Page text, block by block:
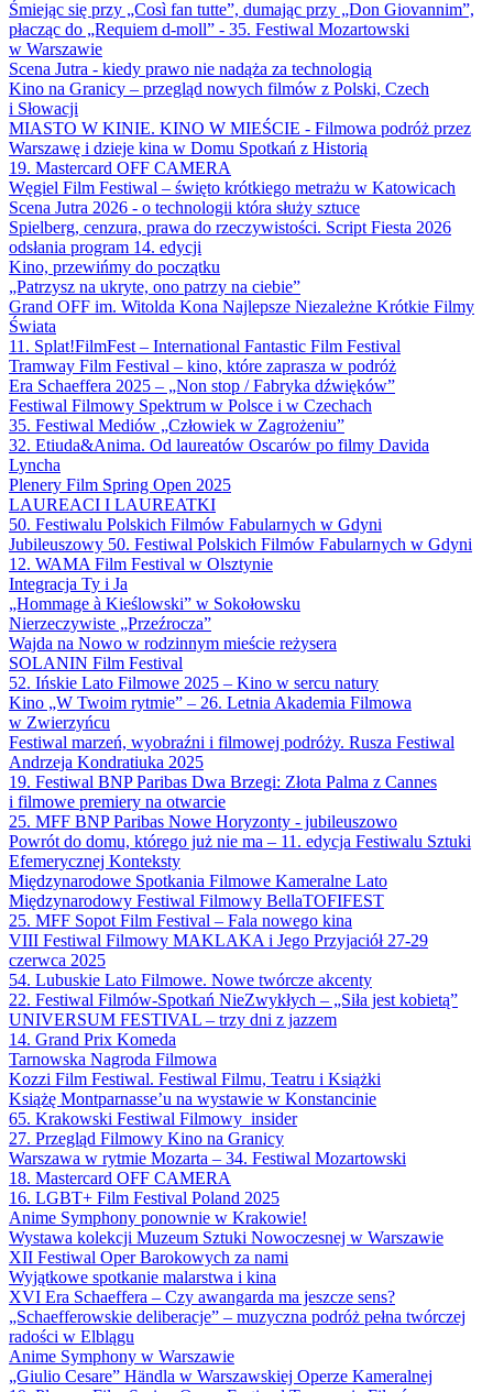
Śmiejąc się przy „Così fan tutte”, dumając przy „Don Giovannim”,
płacząc do „Requiem d-moll” - 35. Festiwal Mozartowski
w Warszawie
Scena Jutra - kiedy prawo nie nadąża za technologią
Kino na Granicy – przegląd nowych filmów z Polski, Czech
i Słowacji
MIASTO W KINIE. KINO W MIEŚCIE - Filmowa podróż przez
Warszawę i dzieje kina w Domu Spotkań z Historią
19. Mastercard OFF CAMERA
Węgiel Film Festiwal – święto krótkiego metrażu w Katowicach
Scena Jutra 2026 - o technologii która służy sztuce
Spielberg, cenzura, prawa do rzeczywistości. Script Fiesta 2026
odsłania program 14. edycji
Kino, przewińmy do początku
„Patrzysz na ukryte, ono patrzy na ciebie”
Grand OFF im. Witolda Kona Najlepsze Niezależne Krótkie Filmy
Świata
11. Splat!FilmFest – International Fantastic Film Festival
Tramway Film Festival – kino, które zaprasza w podróż
Era Schaeffera 2025 – „Non stop / Fabryka dźwięków”
Festiwal Filmowy Spektrum w Polsce i w Czechach
35. Festiwal Mediów „Człowiek w Zagrożeniu”
32. Etiuda&Anima. Od laureatów Oscarów po filmy Davida
Lyncha
Plenery Film Spring Open 2025
LAUREACI I LAUREATKI
50. Festiwalu Polskich Filmów Fabularnych w Gdyni
Jubileuszowy 50. Festiwal Polskich Filmów Fabularnych w Gdyni
12. WAMA Film Festival w Olsztynie
Integracja Ty i Ja
„Hommage à Kieślowski” w Sokołowsku
Nierzeczywiste „Przeźrocza”
Wajda na Nowo w rodzinnym mieście reżysera
SOLANIN Film Festival
52. Ińskie Lato Filmowe 2025 – Kino w sercu natury
Kino „W Twoim rytmie” – 26. Letnia Akademia Filmowa
w Zwierzyńcu
Festiwal marzeń, wyobraźni i filmowej podróży. Rusza Festiwal
Andrzeja Kondratiuka 2025
19. Festiwal BNP Paribas Dwa Brzegi: Złota Palma z Cannes
i filmowe premiery na otwarcie
25. MFF BNP Paribas Nowe Horyzonty - jubileuszowo
Powrót do domu, którego już nie ma – 11. edycja Festiwalu Sztuki
Efemerycznej Konteksty
Międzynarodowe Spotkania Filmowe Kameralne Lato
Międzynarodowy Festiwal Filmowy BellaTOFIFEST
25. MFF Sopot Film Festival – Fala nowego kina
VIII Festiwal Filmowy MAKLAKA i Jego Przyjaciół 27-29
czerwca 2025
54. Lubuskie Lato Filmowe. Nowe twórcze akcenty
22. Festiwal Filmów-Spotkań NieZwykłych – „Siła jest kobietą”
UNIVERSUM FESTIVAL – trzy dni z jazzem
14. Grand Prix Komeda
Tarnowska Nagroda Filmowa
Kozzi Film Festiwal. Festiwal Filmu, Teatru i Książki
Książę Montparnasse’u na wystawie w Konstancinie
65. Krakowski Festiwal Filmowy_insider
27. Przegląd Filmowy Kino na Granicy
Warszawa w rytmie Mozarta – 34. Festiwal Mozartowski
18. Mastercard OFF CAMERA
16. LGBT+ Film Festival Poland 2025
Anime Symphony ponownie w Krakowie!
Wystawa kolekcji Muzeum Sztuki Nowoczesnej w Warszawie
XII Festiwal Oper Barokowych za nami
Wyjątkowe spotkanie malarstwa i kina
XVI Era Schaeffera – Czy awangarda ma jeszcze sens?
„Schaefferowskie deliberacje” – muzyczna podróż pełna twórczej
radości w Elblągu
Anime Symphony w Warszawie
„Giulio Cesare” Händla w Warszawskiej Operze Kameralnej